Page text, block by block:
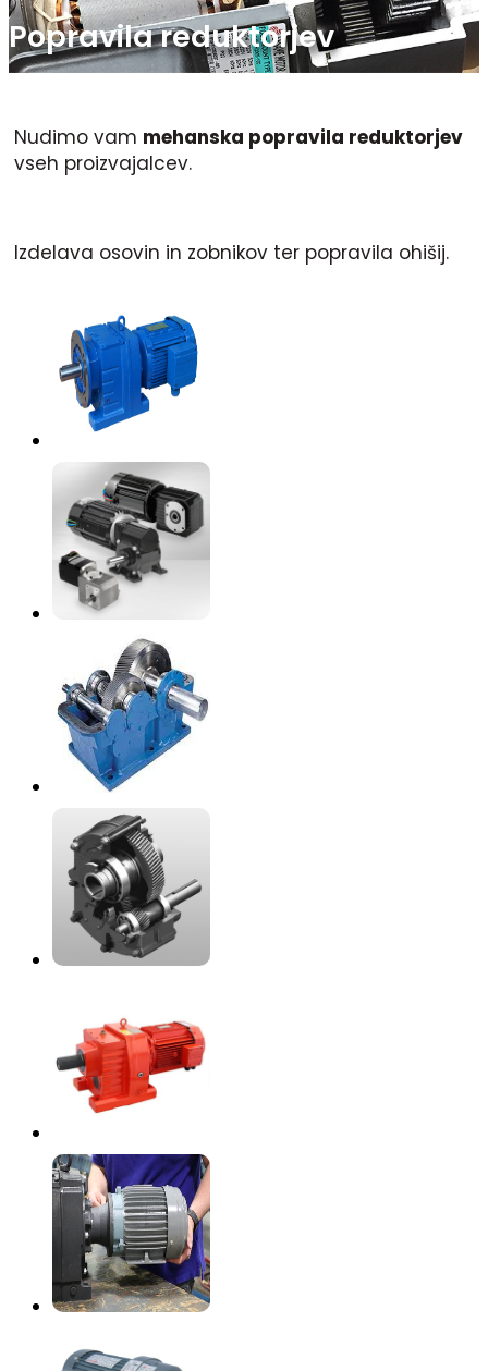
Popravila reduktorjev
Nudimo vam mehanska popravila reduktorjev
vseh proizvajalcev.
Izdelava osovin in zobnikov ter popravila ohišij.